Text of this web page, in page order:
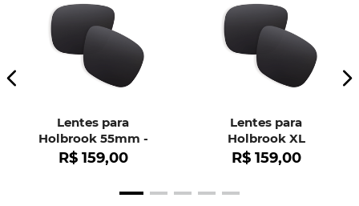
Lentes para
Holbrook 55mm -
OO9102
R$ 159,00
Lentes para
Holbrook XL
R$ 159,00